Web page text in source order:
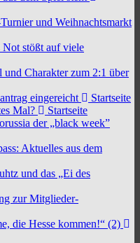
und Weihnachtsmarkt
Not stößt auf viele
Charakter zum 2:1 über
eingereicht
Startseite
Mal?
Startseite
der „black week”
Aktuelles aus dem
und das „Ei des
zur Mitglieder-
die Hesse kommen!“ (2)